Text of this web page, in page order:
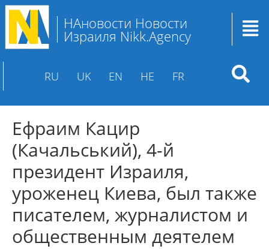
НАновости Новости
Израиля Nikk.Agency
RU UK EN HE FR
Ефраим Кацир
(Качальський), 4-й
президент Израиля,
уроженец Киева, был также
писателем, журналистом и
общественным деятелем